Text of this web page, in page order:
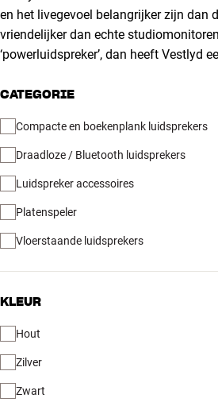
en het livegevoel belangrijker zijn dan
vriendelijker dan echte
‘powerluidspreker’, dan heeft Vestlyd
CATEGORIE
Compacte en boekenplank luidsprekers
Draadloze / Bluetooth luidsprekers
Luidspreker accessoires
Platenspeler
Vloerstaande luidsprekers
KLEUR
Hout
Zilver
Zwart